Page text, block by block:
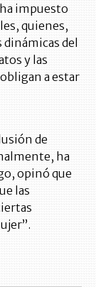
impuesto
quienes,
dinámicas del
y las
a estar
de
ha
opinó que
las